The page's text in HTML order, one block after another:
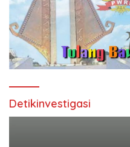
Detikinvestigasi